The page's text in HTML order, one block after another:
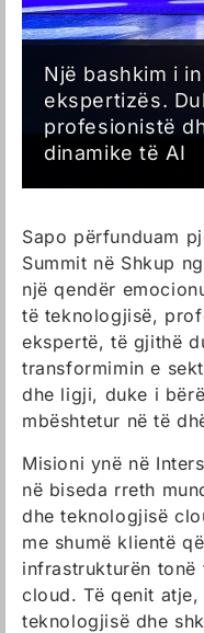
Një bashkim i
ekspertizës.
profesionistë
dinamike të AI
Sapo përfunduam
Summit në Shkup
një qendër
të teknologjisë,
ekspertë, të gjithë
transformimin e
dhe ligji, duke i
mbështetur në të
Misioni ynë në
në biseda rreth
dhe teknologjisë
me shumë klientë
infrastrukturën
cloud. Të qenit
teknologjisë dhe